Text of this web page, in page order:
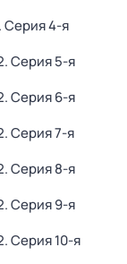
. Серия 4-я
. Серия 5-я
. Серия 6-я
. Серия 7-я
. Серия 8-я
. Серия 9-я
. Серия 10-я